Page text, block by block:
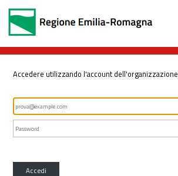
Accedere utilizzando l'account dell'organizzazione
Accedi